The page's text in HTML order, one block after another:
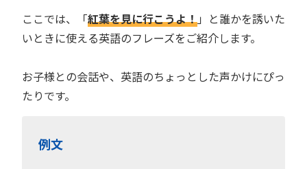
ここでは、「紅葉を見に行こうよ！」と誰かを誘いた
いときに使える英語のフレーズをご紹介します。
お子様との会話や、英語のちょっとした声かけにぴっ
たりです。
例文